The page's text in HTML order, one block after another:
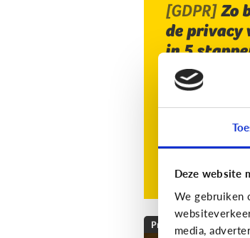
Deze website
We gebruiken
media,
[GDPR]Zo
de privacy
in 5
Privacy